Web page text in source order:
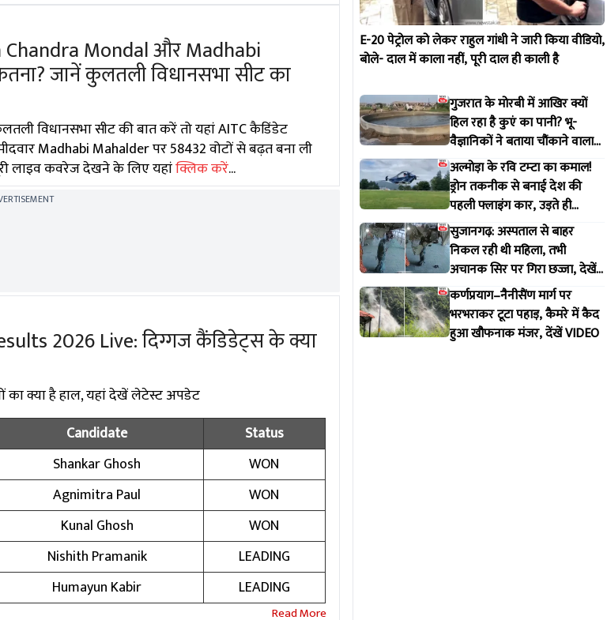
Chandra Mondal और Madhabi
जानें कुलतली विधानसभा सीट का
विधानसभा सीट की बात करें तो यहां AITC कैडिंडेट
Madhabi Mahalder पर 58432 वोटों से बढ़त बना ली
लाइव कवरेज देखने के लिए यहांक्लिक करें...
2026 Live: दिग्गज कैंडिडेट्स के क्या
का क्या है हाल, यहां देखें लेटेस्ट अपडेट
Candidate
Status
Shankar Ghosh
WON
Agnimitra Paul
WON
Kunal Ghosh
WON
Nishith Pramanik
LEADING
Humayun Kabir LEADING
E-20 पेट्रोल को लेकर राहुल गांधी ने जारी किया वीडियो,
बोले- दाल में काला नहीं, पूरी दाल ही काली है
गुजरात के मोरबी में आखिर क्यों
हिल रहा है कुएं का पानी? भू-
वैज्ञानिकों ने बताया चौंकाने वाला
सच
अल्मोड़ा के रवि टम्टा का कमाल!
ड्रोन तकनीक से बनाई देश की
पहली फ्लाइंग कार, उड़ते ही
वायरल हुआ वीडियो
सुजानगढ़: अस्पताल से बाहर
निकल रही थी महिला, तभी
अचानक सिर पर गिरा छज्जा, देखें
VIDEO
कर्णप्रयाग–नैनीसैंण मार्ग पर
भरभराकर टूटा पहाड़, कैमरे में कैद
हुआ खौफनाक मंजर, देंखें VIDEO